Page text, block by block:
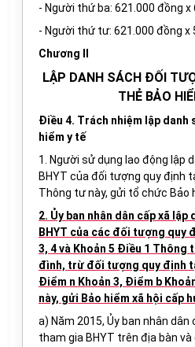
- Người thứ ba: 621.000 đồng x
- Người thứ tư: 621.000 đồng x
Chương II
LẬP DANH SÁCH ĐỐI
THẺ BẢO
Điều 4. Trách nhiệm lập danh
hiểm y tế
1. Người sử dụng lao động lập
BHYT của đối tượng quy định
Thông tư này, gửi tổ chức Bảo
2. Ủy ban nhân dân cấp xã lập
BHYT của các đối tượng quy
3, 4 và Khoản 5 Điều 1 Thông
đình, trừ đối tượng quy định
Điểm n Khoản 3, Điểm b
này, gửi Bảo hiểm xã hội cấp
a) Năm 2015, Ủy ban nhân dân
tham gia BHYT trên địa bàn